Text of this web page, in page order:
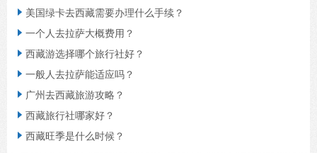
 美国绿卡去西藏需要办理什么手续？
 一个人去拉萨大概费用？
 西藏游选择哪个旅行社好？
 一般人去拉萨能适应吗？
 广州去西藏旅游攻略？
 西藏旅行社哪家好？
 西藏旺季是什么时候？